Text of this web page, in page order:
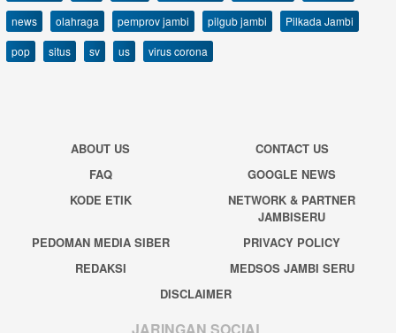
news
olahraga pemprov jambi pilgub jambi
Pilkada Jambi
pop
situs sv us virus corona
ABOUT US
CONTACT US
FAQ
GOOGLE NEWS
KODE ETIK
NETWORK & PARTNER
JAMBISERU
PEDOMAN MEDIA SIBER
PRIVACY POLICY
REDAKSI
MEDSOS JAMBI SERU
DISCLAIMER
JARINGAN SOCIAL